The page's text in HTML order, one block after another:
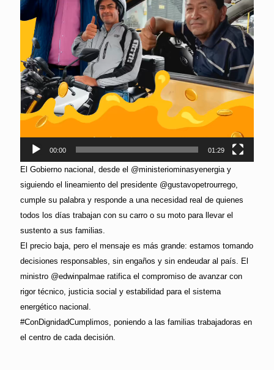
00:00 01:29
El Gobierno nacional, desde el @ministeriominasyenergia y
siguiendo el lineamiento del presidente @gustavopetrourrego,
cumple su palabra y responde a una necesidad real de quienes
todos los días trabajan con su carro o su moto para llevar el
sustento a sus familias.
El precio baja, pero el mensaje es más grande: estamos tomando
decisiones responsables, sin engaños y sin endeudar al país. El
ministro @edwinpalmae ratifica el compromiso de avanzar con
rigor técnico, justicia social y estabilidad para el sistema
energético nacional.
#ConDignidadCumplimos, poniendo a las familias trabajadoras en
el centro de cada decisión.